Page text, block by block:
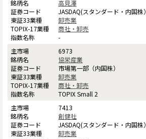
高見澤
JASDAQ(スタンダード・内国株）
卸売業
商社・卸売
-
6973
協栄産業
市場第一部（内国株）
卸売業
商社・卸売
TOPIX Small 2
7413
創健社
JASDAQ(スタンダード・内国株）
卸売業